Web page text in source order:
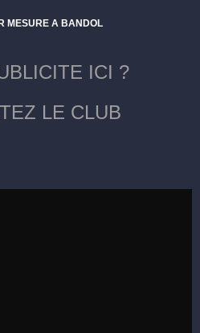
MESURE A BANDOL
ICI ?
LE CLUB